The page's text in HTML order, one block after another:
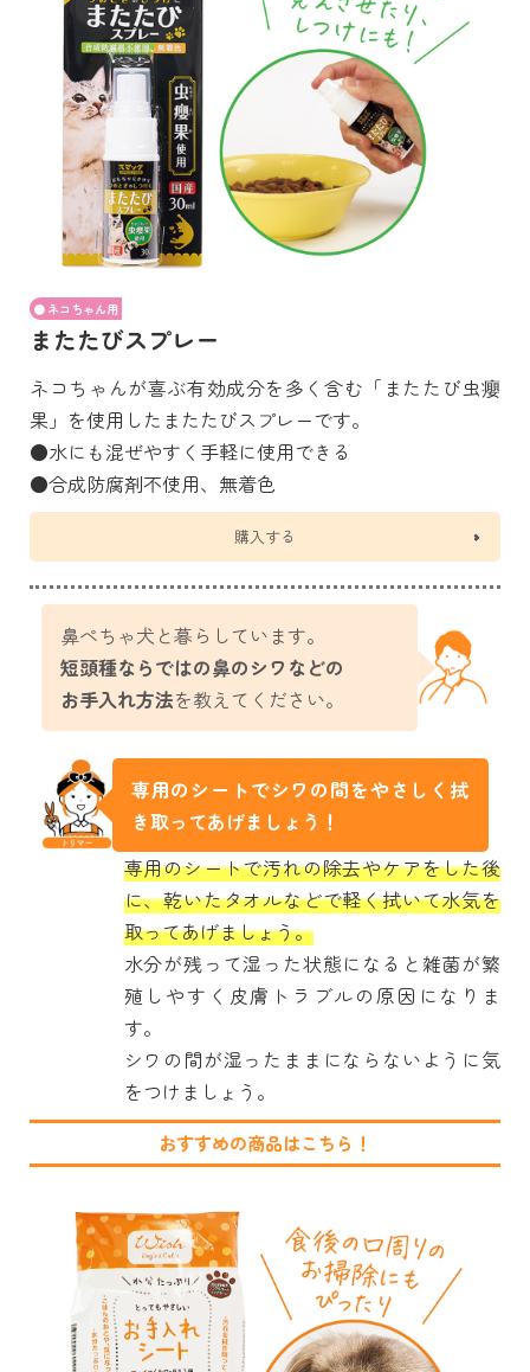
ネコちゃん用
またたびスプレー
ネコちゃんが喜ぶ有効成分を多く含む「またたび虫癭
果」を使用したまたたびスプレーです。
●水にも混ぜやすく手軽に使用できる
●合成防腐剤不使用、無着色
購入する
鼻ぺちゃ犬と暮らしています。
短頭種ならではの鼻のシワなどの
お手入れ方法を教えてください。
専用のシートでシワの間をやさしく拭
き取ってあげましょう！
専用のシートで汚れの除去やケアをした後
に、乾いたタオルなどで軽く拭いて水気を
取ってあげましょう。
水分が残って湿った状態になると雑菌が繁
殖しやすく皮膚トラブルの原因になりま
す。
シワの間が湿ったままにならないように気
をつけましょう。
おすすめの商品はこちら！